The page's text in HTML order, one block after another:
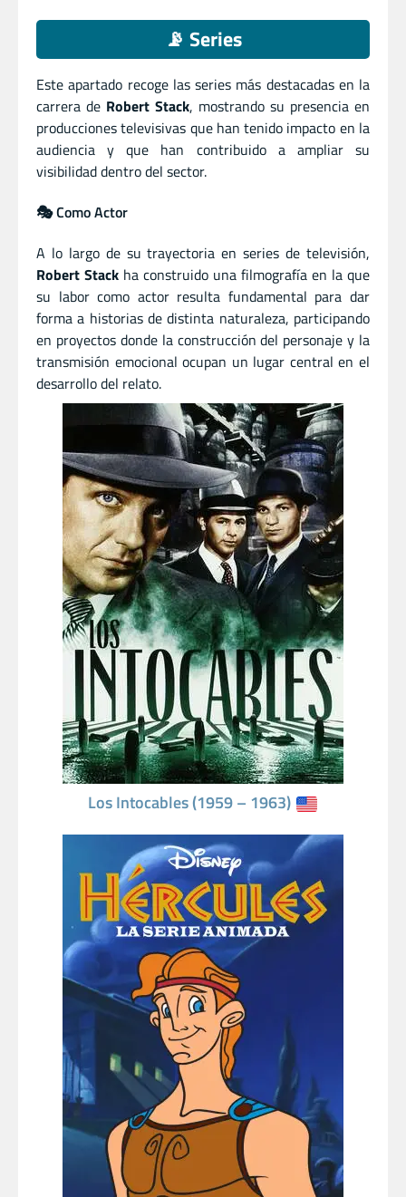
📡 Series
Este apartado recoge las series más destacadas en la
carrera de Robert Stack, mostrando su presencia en
producciones televisivas que han tenido impacto en la
audiencia y que han contribuido a ampliar su
visibilidad dentro del sector.
🎭 Como Actor
A lo largo de su trayectoria en series de televisión,
Robert Stack ha construido una filmografía en la que
su labor como actor resulta fundamental para dar
forma a historias de distinta naturaleza, participando
en proyectos donde la construcción del personaje y la
transmisión emocional ocupan un lugar central en el
desarrollo del relato.
Los Intocables (1959 – 1963)